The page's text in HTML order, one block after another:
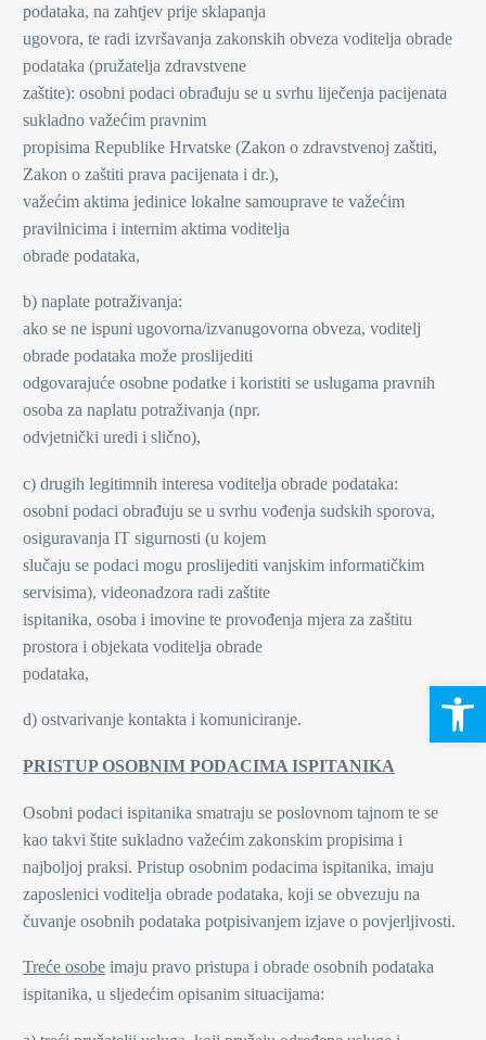
podataka, na zahtjev prije sklapanja
ugovora, te radi izvršavanja zakonskih obveza voditelja obrade
podataka (pružatelja zdravstvene
zaštite): osobni podaci obrađuju se u svrhu liječenja pacijenata
sukladno važećim pravnim
propisima Republike Hrvatske (Zakon o zdravstvenoj zaštiti,
Zakon o zaštiti prava pacijenata i dr.),
važećim aktima jedinice lokalne samouprave te važećim
pravilnicima i internim aktima voditelja
obrade podataka,
b) naplate potraživanja:
ako se ne ispuni ugovorna/izvanugovorna obveza, voditelj
obrade podataka može proslijediti
odgovarajuće osobne podatke i koristiti se uslugama pravnih
osoba za naplatu potraživanja (npr.
odvjetnički uredi i slično),
c) drugih legitimnih interesa voditelja obrade podataka:
osobni podaci obrađuju se u svrhu vođenja sudskih sporova,
osiguravanja IT sigurnosti (u kojem
slučaju se podaci mogu proslijediti vanjskim informatičkim
servisima), videonadzora radi zaštite
ispitanika, osoba i imovine te provođenja mjera za zaštitu
prostora i objekata voditelja obrade
podataka,
d) ostvarivanje kontakta i komuniciranje.
PRISTUP OSOBNIM PODACIMA ISPITANIKA
Osobni podaci ispitanika smatraju se poslovnom tajnom te se
kao takvi štite sukladno važećim zakonskim propisima i
najboljoj praksi. Pristup osobnim podacima ispitanika, imaju
zaposlenici voditelja obrade podataka, koji se obvezuju na
čuvanje osobnih podataka potpisivanjem izjave o povjerljivosti.
Treće osobe imaju pravo pristupa i obrade osobnih podataka
ispitanika, u sljedećim opisanim situacijama: